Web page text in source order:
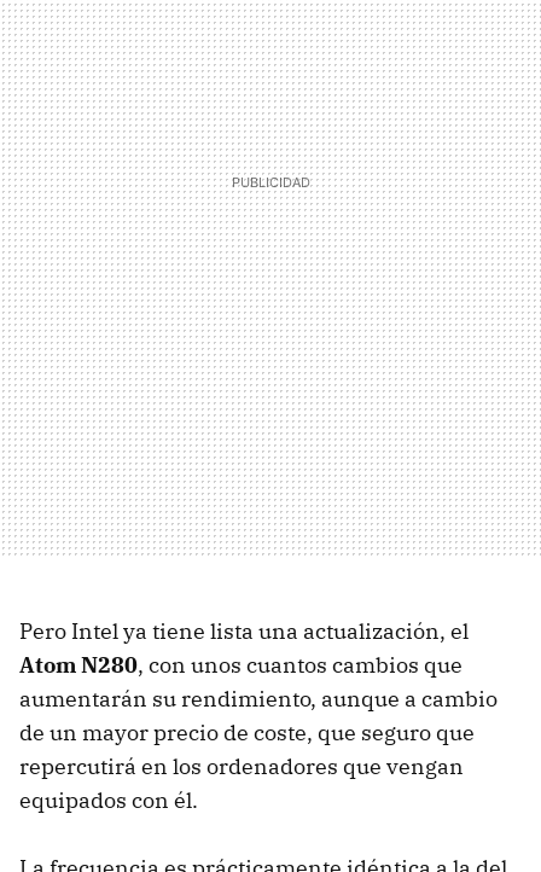
Pero Intel ya tiene lista una actualización, el
Atom N280, con unos cuantos cambios que
aumentarán su rendimiento, aunque a cambio
de un mayor precio de coste, que seguro que
repercutirá en los ordenadores que vengan
equipados con él.